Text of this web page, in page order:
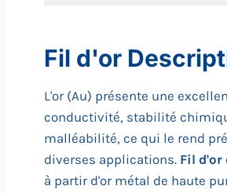
Fil d'or
L'or (Au) présente une
conductivité, stabilité
malléabilité, ce qui le rend
diverses applications. Fil d'or
à partir d'or métal de haute